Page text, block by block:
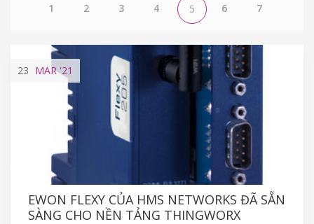
1 2 3 4 5 6 7
23 MAR'21
EWON FLEXY CỦA HMS NETWORKS ĐÃ SẴN
SÀNG CHO NỀN TẢNG THINGWORX